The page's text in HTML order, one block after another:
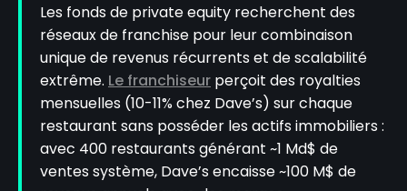
Les fonds de private equity recherchent des
réseaux de franchise pour leur combinaison
unique de revenus récurrents et de scalabilité
extrême. Le franchiseur perçoit des royalties
mensuelles (10-11% chez Dave’s) sur chaque
restaurant sans posséder les actifs immobiliers :
avec 400 restaurants générant ~1 Md$ de
ventes système, Dave’s encaisse ~100 M$ de